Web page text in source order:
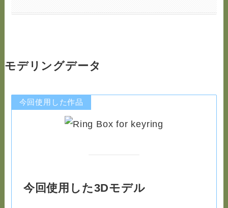
モデリングデータ
今回使用した作品
今回使用した3Dモデル